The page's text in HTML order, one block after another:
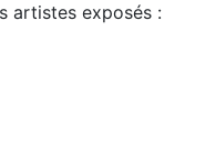
artistes exposés :